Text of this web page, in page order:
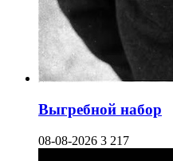
Выгребной набор
08-08-2026 3 217